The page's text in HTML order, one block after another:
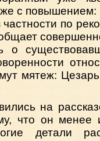
с
по
о
мятеж:
на
что он менее
детали